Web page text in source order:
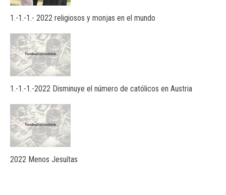
1.-1.-1.- 2022 religiosos y monjas en el mundo
1.-1.-1.-2022 Disminuye el número de católicos en Austria
2022 Menos Jesuítas